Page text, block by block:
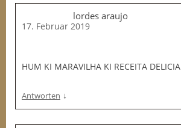
lordes araujo
17. Februar 2019
HUM KI MARAVILHA KI RECEITA DELICIA
Antworten ↓